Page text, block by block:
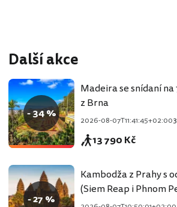
Další akce
- 34 %
Madeira se snídaní
z Brna
2026-08-07T11:41:45+02:00
13 790 Kč
- 27 %
Kambodža z Prahy s
(Siem Reap i Phnom